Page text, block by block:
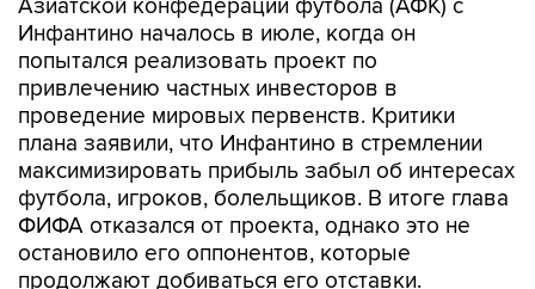
Азиатской конфедерации футбола (АФК) с
Инфантино началось в июле, когда он
попытался реализовать проект по
привлечению частных инвесторов в
проведение мировых первенств. Критики
плана заявили, что Инфантино в стремлении
максимизировать прибыль забыл об интересах
футбола, игроков, болельщиков. В итоге глава
ФИФА отказался от проекта, однако это не
остановило его оппонентов, которые
продолжают добиваться его отставки.